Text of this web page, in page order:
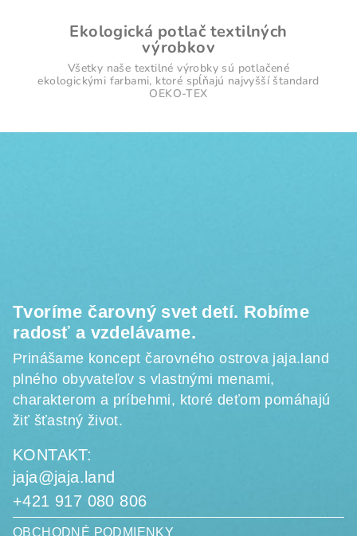
Ekologická potlač textilných
výrobkov
Všetky naše textilné výrobky sú potlačené
ekologickými farbami, ktoré spĺňajú najvyšší štandard
OEKO-TEX
Tvoríme čarovný svet detí. Robíme
radosť a vzdelávame.
Prinášame koncept čarovného ostrova jaja.land
plného obyvateľov s vlastnými menami,
charakterom a príbehmi, ktoré deťom pomáhajú
žiť šťastný život.
KONTAKT:
jaja@jaja.land
+421 917 080 806
OBCHODNÉ PODMIENKY